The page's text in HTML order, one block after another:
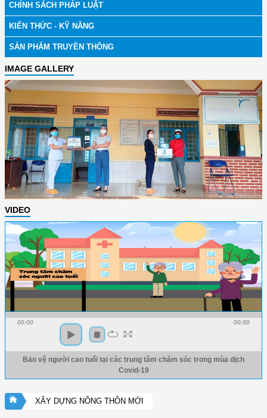
CHÍNH SÁCH PHÁP LUẬT
KIẾN THỨC - KỸ NĂNG
SẢN PHẨM TRUYỀN THÔNG
IMAGE GALLERY
VIDEO
00:00 00:00
Bảo vệ người cao tuổi tại các trung tâm chăm sóc trong mùa dịch
Covid-19
XÂY DỰNG NÔNG THÔN MỚI